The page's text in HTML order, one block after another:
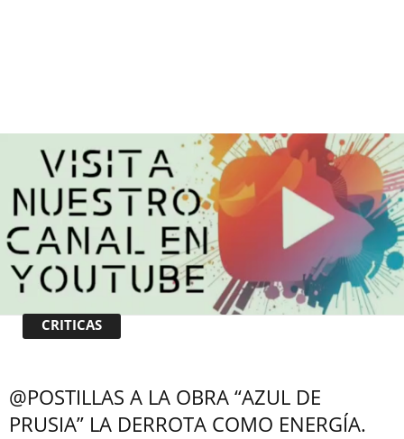
CRITICAS
@POSTILLAS A LA OBRA “AZUL DE
PRUSIA” LA DERROTA COMO ENERGÍA.